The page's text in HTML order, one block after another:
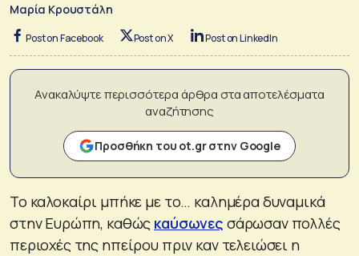
Μαρία Κρουστάλη
Post on Facebook Post on X Post on LinkedIn
Ανακαλύψτε περισσότερα άρθρα στα αποτελέσματα
αναζήτησης
Προσθήκη του ot.gr στην Google
Το καλοκαίρι μπήκε με το… καλημέρα δυναμικά
στην Ευρώπη, καθώς καύσωνες σάρωσαν πολλές
περιοχές της ηπείρου πριν καν τελειώσει η